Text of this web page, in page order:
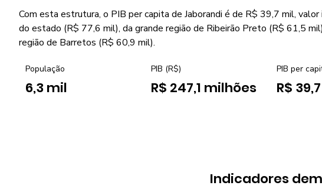
Com esta estrutura, o PIB per capita de Jaborandi é de R$ 39,7 mil, valor
do estado (R$ 77,6 mil), da grande região de Ribeirão Preto (R$ 61,5
região de Barretos (R$ 60,9 mil).
População
6,3 mil
PIB (R$)
R$ 247,1 milhões
PIB per
R$
Indicadores